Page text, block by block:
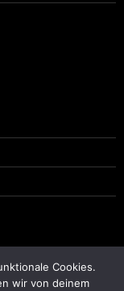
Cookies.
wir von deinem